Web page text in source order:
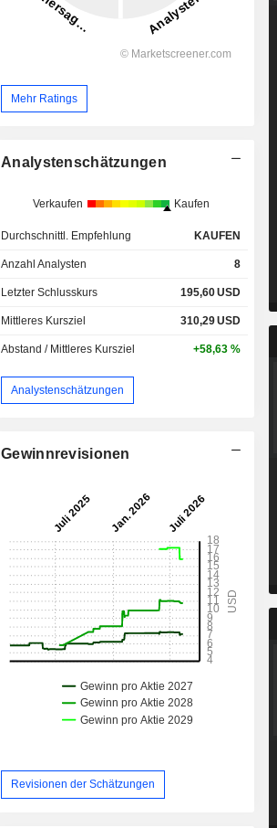
Mehr Ratings
Analystenschätzungen
Verkaufen Kaufen
Durchschnittl. Empfehlung KAUFEN
Anzahl Analysten 8
Letzter Schlusskurs 195,60USD
Mittleres Kursziel 310,29USD
Abstand / Mittleres Kursziel +58,63 %
Analystenschätzungen
Gewinnrevisionen
Revisionen der Schätzungen